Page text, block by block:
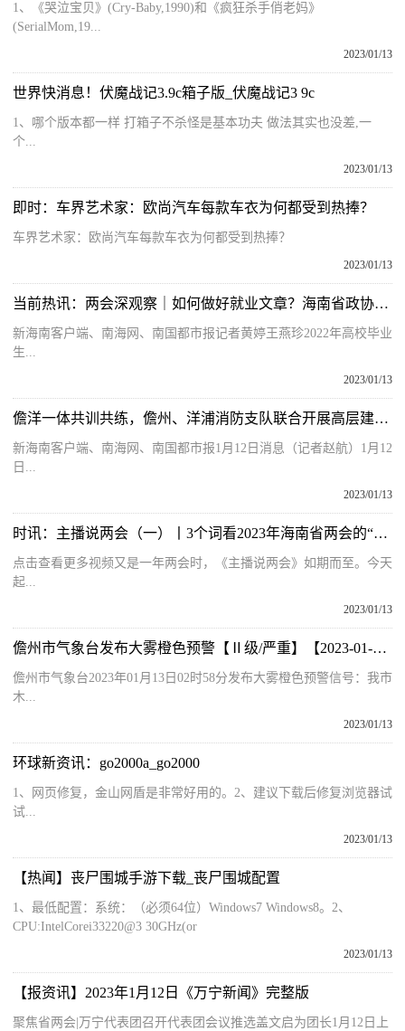
1、《哭泣宝贝》(Cry-Baby,1990)和《疯狂杀手俏老妈》
(SerialMom,19...
2023/01/13
世界快消息！伏魔战记3.9c箱子版_伏魔战记3 9c
1、哪个版本都一样 打箱子不杀怪是基本功夫 做法其实也没差,一
个...
2023/01/13
即时：车界艺术家：欧尚汽车每款车衣为何都受到热捧？
车界艺术家：欧尚汽车每款车衣为何都受到热捧？
2023/01/13
当前热讯：两会深观察｜如何做好就业文章？海南省政协委员给出建议
新海南客户端、南海网、南国都市报记者黄婷王燕珍2022年高校毕业
生...
2023/01/13
儋洋一体共训共练，儋州、洋浦消防支队联合开展高层建筑灭火救援实战演练
新海南客户端、南海网、南国都市报1月12日消息（记者赵航）1月12
日...
2023/01/13
时讯：主播说两会（一）丨3个词看2023年海南省两会的“小期待”
点击查看更多视频又是一年两会时，《主播说两会》如期而至。今天
起...
2023/01/13
儋州市气象台发布大雾橙色预警【Ⅱ级/严重】【2023-01-13】
儋州市气象台2023年01月13日02时58分发布大雾橙色预警信号：我市
木...
2023/01/13
环球新资讯：go2000a_go2000
1、网页修复，金山网盾是非常好用的。2、建议下载后修复浏览器试
试...
2023/01/13
【热闻】丧尸围城手游下载_丧尸围城配置
1、最低配置：系统：（必须64位）Windows7 Windows8。2、
CPU:IntelCorei33220@3 30GHz(or
2023/01/13
【报资讯】2023年1月12日《万宁新闻》完整版
聚焦省两会|万宁代表团召开代表团会议推选盖文启为团长1月12日上